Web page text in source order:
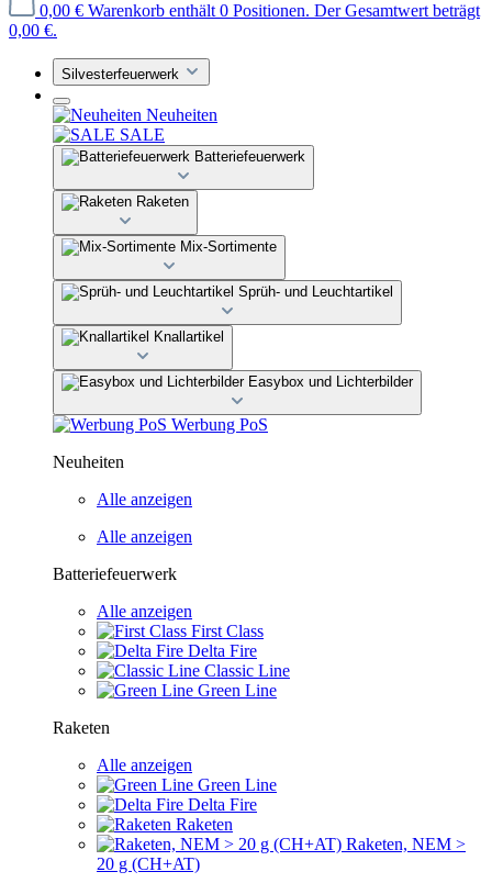
0,00 € Warenkorb enthält 0 Positionen. Der Gesamtwert beträgt
0,00 €.
Silvesterfeuerwerk
Neuheiten
SALE
Batteriefeuerwerk
Raketen
Mix-Sortimente
Sprüh- und Leuchtartikel
Knallartikel
Easybox und Lichterbilder
Werbung PoS
Neuheiten
Alle anzeigen
Alle anzeigen
Batteriefeuerwerk
Alle anzeigen
First Class
Delta Fire
Classic Line
Green Line
Raketen
Alle anzeigen
Green Line
Delta Fire
Raketen
Raketen, NEM >
20 g (CH+AT)